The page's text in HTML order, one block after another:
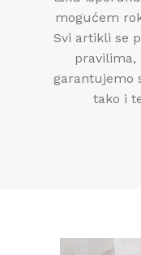
mogućem
Svi artikli se
pravilima,
garantujemo
tako i